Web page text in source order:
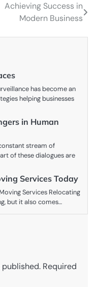
Achieving Success in
Modern Business
has become an
helping businesses
in Human
stream of
of these dialogues are
Services Today
Services Relocating
but it also comes…
Required